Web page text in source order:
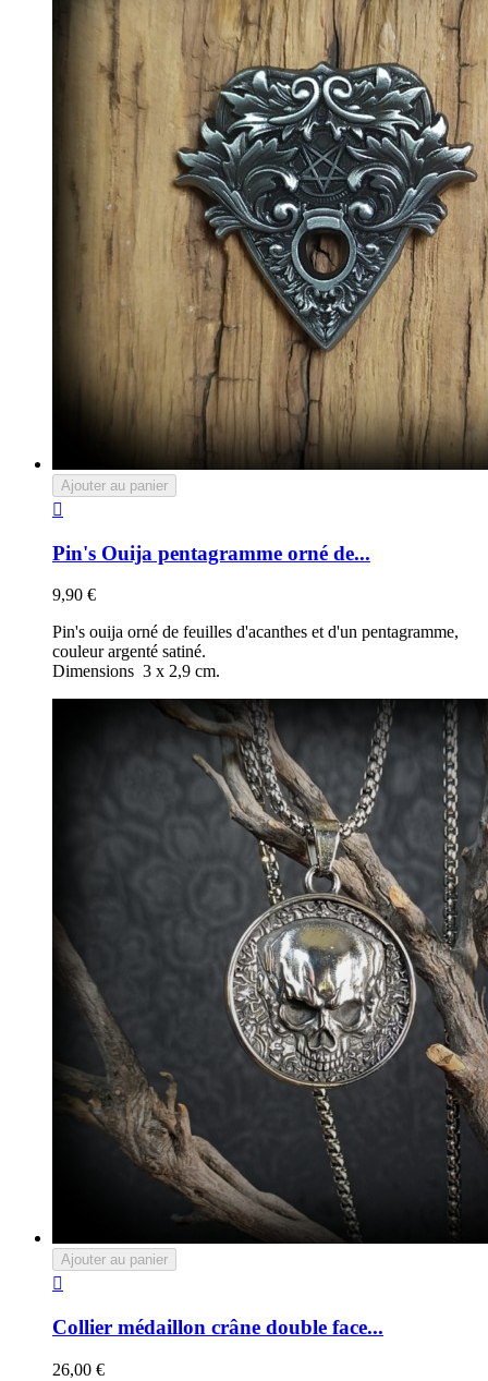
Ajouter au panier

Pin's Ouija pentagramme orné de...
9,90 €
Pin's ouija orné de feuilles d'acanthes et d'un pentagramme,
couleur argenté satiné.
Dimensions 3 x 2,9 cm.
Ajouter au panier

Collier médaillon crâne double face...
26,00 €